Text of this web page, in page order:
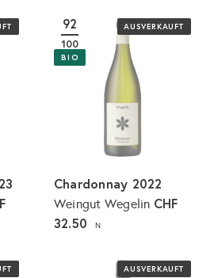
AUSVERKAUFT
92
100
BIO
Chardonnay 2022
Weingut Wegelin CHF
32.50
N
AUSVERKAUFT